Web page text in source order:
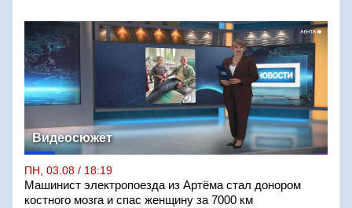
Видеосюжет
ПН, 03.08 / 18:19
Машинист электропоезда из Артёма стал донором
костного мозга и спас женщину за 7000 км